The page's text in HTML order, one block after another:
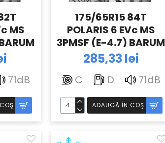
MS
71dB
175/65R15 84T
POLARIS 6 EVc MS
3PMSF (E-4.7) BARUM
285,33 lei
C D 71dB
ADAUGĂ ÎN COŞ